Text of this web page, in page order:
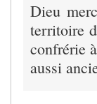
Dieu
territoire
confrérie
aussi